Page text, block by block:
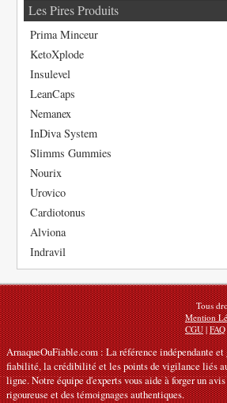
Les Pires Produits
Prima Minceur
KetoXplode
Insulevel
LeanCaps
Nemanex
InDiva System
Slimms Gummies
Nourix
Urovico
Cardiotonus
Alviona
Indravil
Tous
Mention
CGU|FAQ
ArnaqueOuFiable.com : La référence indépendante
fiabilité, la crédibilité et les points de vigilance liés
ligne. Notre équipe d'experts vous aide à forger un
rigoureuse et des témoignages authentiques.